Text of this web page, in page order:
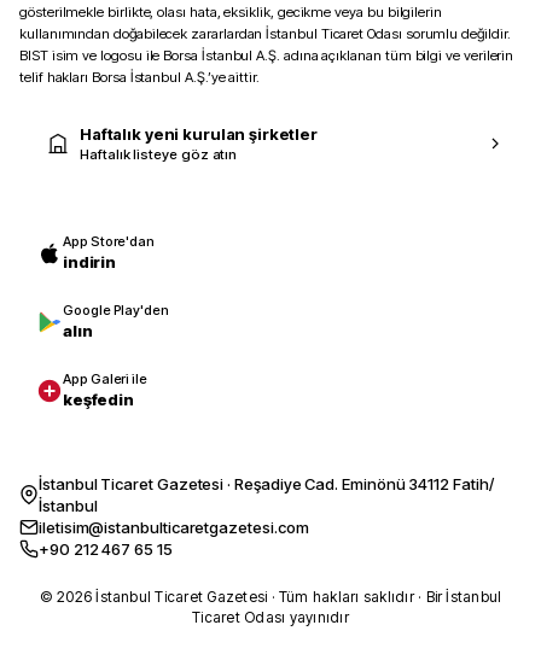
gösterilmekle birlikte, olası hata, eksiklik, gecikme veya bu bilgilerin
kullanımından doğabilecek zararlardan İstanbul Ticaret Odası sorumlu değildir.
BIST isim ve logosu ile Borsa İstanbul A.Ş. adına açıklanan tüm bilgi ve verilerin
telif hakları Borsa İstanbul A.Ş.’ye aittir.
Haftalık yeni kurulan şirketler
Haftalık listeye göz atın
App Store'dan
indirin
Google Play'den
alın
App Galeri ile
keşfedin
İstanbul Ticaret Gazetesi · Reşadiye Cad. Eminönü 34112 Fatih/
İstanbul
iletisim@istanbulticaretgazetesi.com
+90 212 467 65 15
© 2026 İstanbul Ticaret Gazetesi · Tüm hakları saklıdır · Bir İstanbul
Ticaret Odası yayınıdır